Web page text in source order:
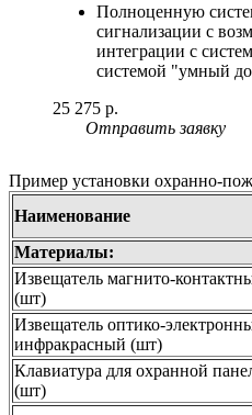
Полноценную
сигнализации с
интеграции с
системой "умный
25 275 р.
Отправить заявку
Пример установки охранно-
Наименование
Материалы:
Извещатель магнито-
(шт)
Извещатель оптико-
инфракрасный (шт)
Клавиатура для охранной
(шт)